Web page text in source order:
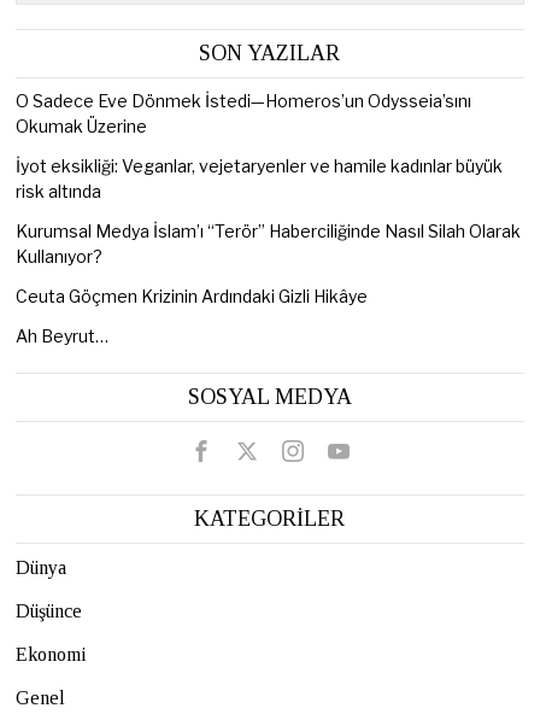
SON YAZILAR
O Sadece Eve Dönmek İstedi—Homeros’un Odysseia’sını
Okumak Üzerine
İyot eksikliği: Veganlar, vejetaryenler ve hamile kadınlar büyük
risk altında
Kurumsal Medya İslam’ı “Terör” Haberciliğinde Nasıl Silah Olarak
Kullanıyor?
Ceuta Göçmen Krizinin Ardındaki Gizli Hikâye
Ah Beyrut…
SOSYAL MEDYA
KATEGORİLER
Dünya
Düşünce
Ekonomi
Genel